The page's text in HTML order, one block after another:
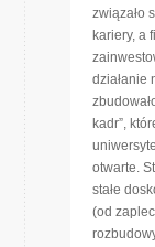
związało
kariery, a
działanie
kadr”,
otwarte.
stałe
(od